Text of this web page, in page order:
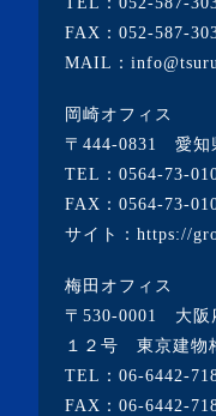
・2022年12月(2記
・2022年9月(1記
・2022年8月(1記
・2022年7月(2記
・2022年5月(1記事)
・2022年4月(2記
・2022年3月(3記
FAX：052-587-
MAIL：
岡崎オフィス
〒444-0831 愛知
TEL： 0564-73-
FAX：0564-73-
サイト： https://
梅田オフィス
〒530-0001 大阪
１２号 東京建物
TEL： 06-6442-
FAX：06-6442-